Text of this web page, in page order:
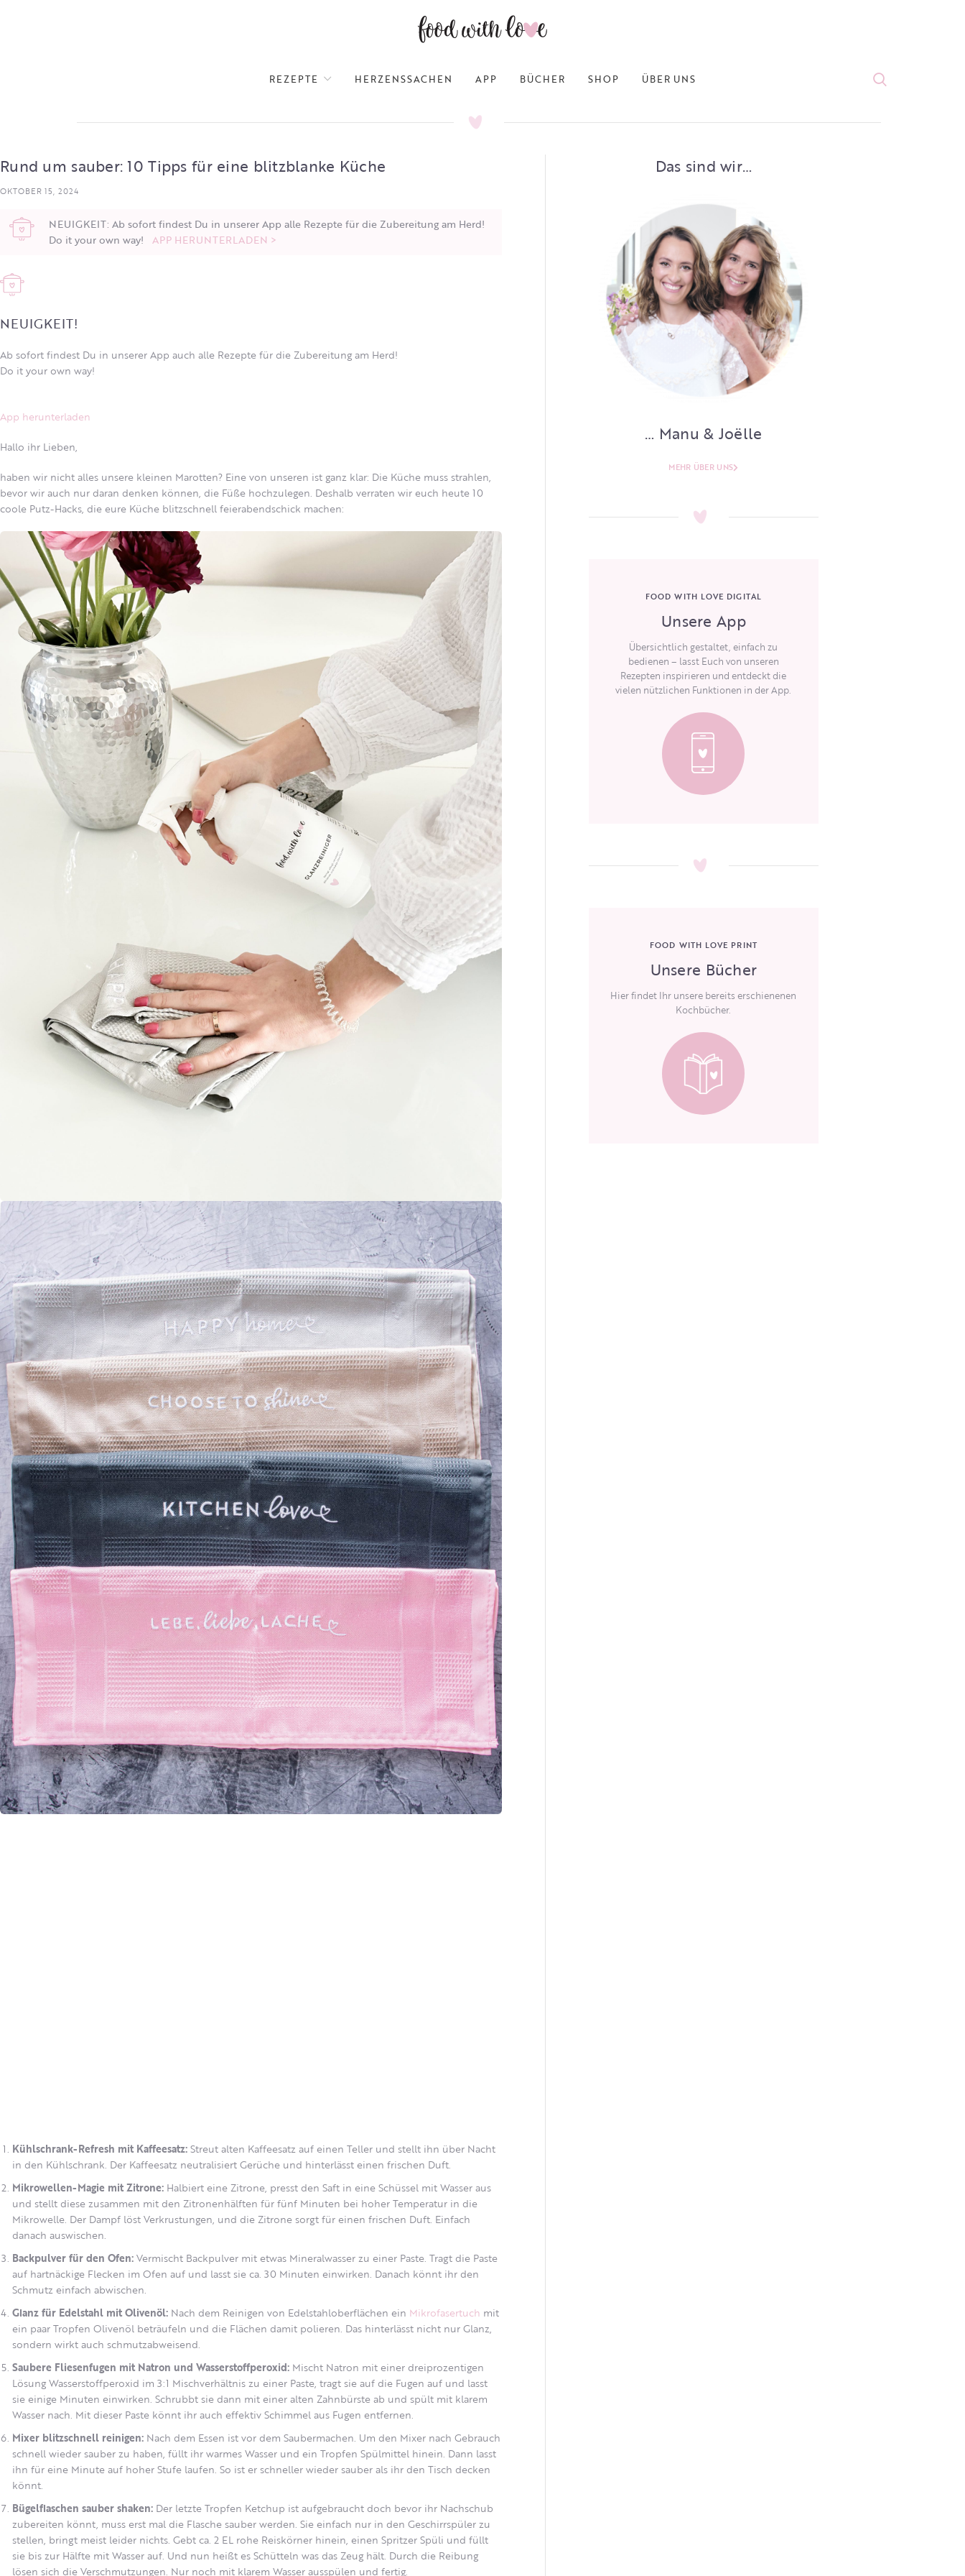
REZEPTE HERZENSSACHEN APP BÜCHER SHOP ÜBER UNS
Rund um sauber: 10 Tipps für eine blitzblanke Küche
OKTOBER 15, 2024
NEUIGKEIT: Ab sofort findest Du in unserer App alle Rezepte für die Zubereitung am Herd!
Do it your own way! APP HERUNTERLADEN >
NEUIGKEIT!
Ab sofort findest Du in unserer App auch alle Rezepte für die Zubereitung am Herd!
Do it your own way!
App herunterladen
Hallo ihr Lieben,
haben wir nicht alles unsere kleinen Marotten? Eine von unseren ist ganz klar: Die Küche muss strahlen,
bevor wir auch nur daran denken können, die Füße hochzulegen. Deshalb verraten wir euch heute 10
coole Putz-Hacks, die eure Küche blitzschnell feierabendschick machen:
Kühlschrank-Refresh mit Kaffeesatz:Streut alten Kaffeesatz auf einen Teller und stellt ihn über Nacht
in den Kühlschrank. Der Kaffeesatz neutralisiert Gerüche und hinterlässt einen frischen Duft.
Mikrowellen-Magie mit Zitrone: Halbiert eine Zitrone, presst den Saft in eine Schüssel mit Wasser aus
und stellt diese zusammen mit den Zitronenhälften für fünf Minuten bei hoher Temperatur in die
Mikrowelle. Der Dampf löst Verkrustungen, und die Zitrone sorgt für einen frischen Duft. Einfach
danach auswischen.
Backpulver für den Ofen:Vermischt Backpulver mit etwas Mineralwasser zu einer Paste. Tragt die Paste
auf hartnäckige Flecken im Ofen auf und lasst sie ca. 30 Minuten einwirken. Danach könnt ihr den
Schmutz einfach abwischen.
Glanz für Edelstahl mit Olivenöl: Nach dem Reinigen von Edelstahloberflächen ein Mikrofasertuch mit
ein paar Tropfen Olivenöl beträufeln und die Flächen damit polieren. Das hinterlässt nicht nur Glanz,
sondern wirkt auch schmutzabweisend.
Saubere Fliesenfugen mit Natron und Wasserstoffperoxid: Mischt Natron mit einer dreiprozentigen
Lösung Wasserstoffperoxid im 3:1 Mischverhältnis zu einer Paste, tragt sie auf die Fugen auf und lasst
sie einige Minuten einwirken. Schrubbt sie dann mit einer alten Zahnbürste ab und spült mit klarem
Wasser nach. Mit dieser Paste könnt ihr auch effektiv Schimmel aus Fugen entfernen.
Mixer blitzschnell reinigen: Nach dem Essen ist vor dem Saubermachen. Um den Mixer nach Gebrauch
schnell wieder sauber zu haben, füllt ihr warmes Wasser und ein Tropfen Spülmittel hinein. Dann lasst
ihn für eine Minute auf hoher Stufe laufen. So ist er schneller wieder sauber als ihr den Tisch decken
könnt.
Bügelflaschen sauber shaken: Der letzte Tropfen Ketchup ist aufgebraucht doch bevor ihr Nachschub
zubereiten könnt, muss erst mal die Flasche sauber werden. Sie einfach nur in den Geschirrspüler zu
stellen, bringt meist leider nichts. Gebt ca. 2 EL rohe Reiskörner hinein, einen Spritzer Spüli und füllt
sie bis zur Hälfte mit Wasser auf. Und nun heißt es Schütteln was das Zeug hält. Durch die Reibung
lösen sich die Verschmutzungen. Nur noch mit klarem Wasser ausspülen und fertig.
Das sind wir…
… Manu & Joëlle
MEHR ÜBER UNS
FOOD WITH LOVE DIGITAL
Unsere App
Übersichtlich gestaltet, einfach zu
bedienen – lasst Euch von unseren
Rezepten inspirieren und entdeckt die
vielen nützlichen Funktionen in der App.
FOOD WITH LOVE PRINT
Unsere Bücher
Hier findet Ihr unsere bereits erschienenen
Kochbücher.